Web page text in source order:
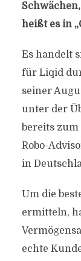
heißt es in
Es handelt
für Liqid
seiner
unter der
bereits zum
Robo-
in
Um die
ermitteln,
echte